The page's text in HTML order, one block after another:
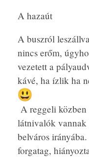
A hazaút
A buszról
nincs erőm,
vezetett a
kávé, ha ízlik ha
A reggeli közben
látnivalók vannak
belváros
forgatag,